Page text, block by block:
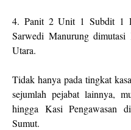
4. Panit 2 Unit 1 Subdit 1
Sarwedi Manurung dimutasi
Utara.
Tidak hanya pada tingkat
sejumlah pejabat lainnya,
hingga Kasi Pengawasan
Sumut.